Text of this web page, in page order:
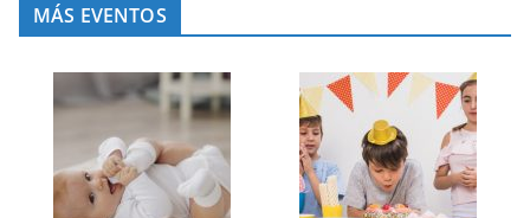
MÁS EVENTOS